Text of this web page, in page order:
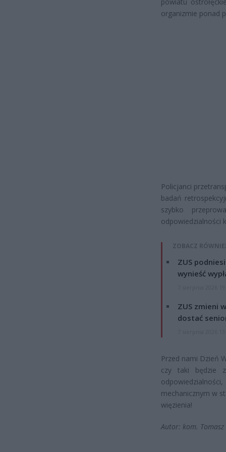
powiatu
organizmie ponad
Policjanci
badań
szybko
odpowiedzialności
ZOBACZ
ZUS
wynieść
ZUS zmieni
dostać
Przed nami Dzień
czy taki będzie
mechanicznym w
więzienia!
Autor: kom. Tomasz